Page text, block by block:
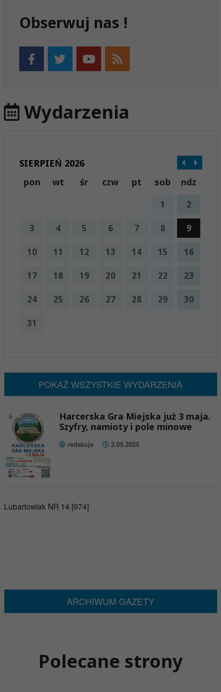
Obserwuj nas !
Wydarzenia
SIERPIEŃ 2026
pon
wt śr czw pt sob ndz
1 2
3 4 5 6 7 8 9
10 11 12 13 14 15 16
17 18 19 20 21 22 23
24 25 26 27 28 29 30
31
POKAŻ WSZYSTKIE WYDARZENIA
Harcerska Gra Miejska już 3 maja.
Szyfry, namioty i pole minowe
redakcja 2.05.2025
Lubartowiak NR 14 [974]
ARCHIWUM GAZETY
Polecane strony